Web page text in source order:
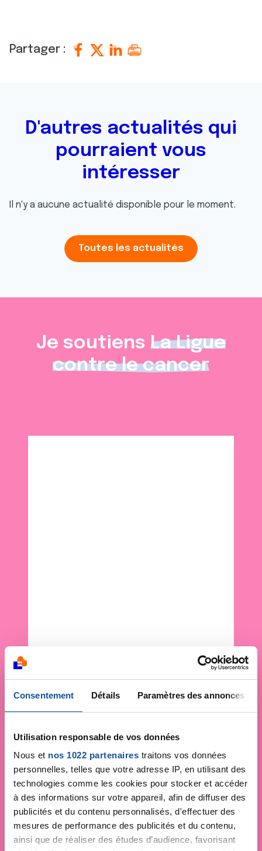
Consentement Détails Paramètres des annonces
Utilisation responsable de vos données
Nous et nos 1022 partenaires traitons vos données
personnelles, telles que votre adresse IP, en utilisant des
technologies comme les cookies pour stocker et accéder
à des informations sur votre appareil, afin de diffuser des
publicités et du contenu personnalisés, d'effectuer des
mesures de performance des publicités et du contenu,
ainsi que de réaliser des études d’audience, favorisant
Partager :
D'autres actualités qui
pourraient vous
intéresser
Il n'y a aucune actualité disponible pour le moment.
Toutes les actualités
Je soutiens La Ligue
contre le cancer